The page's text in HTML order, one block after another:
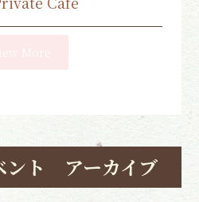
ント アーカイブ